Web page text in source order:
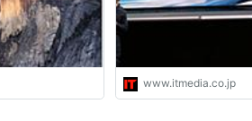
www.itmedia.co.jp